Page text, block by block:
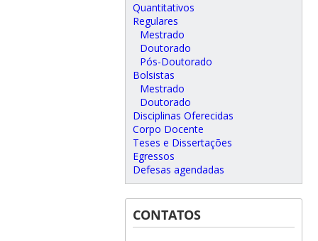
Quantitativos
Regulares
Mestrado
Doutorado
Pós-Doutorado
Bolsistas
Mestrado
Doutorado
Disciplinas Oferecidas
Corpo Docente
Teses e Dissertações
Egressos
Defesas agendadas
CONTATOS